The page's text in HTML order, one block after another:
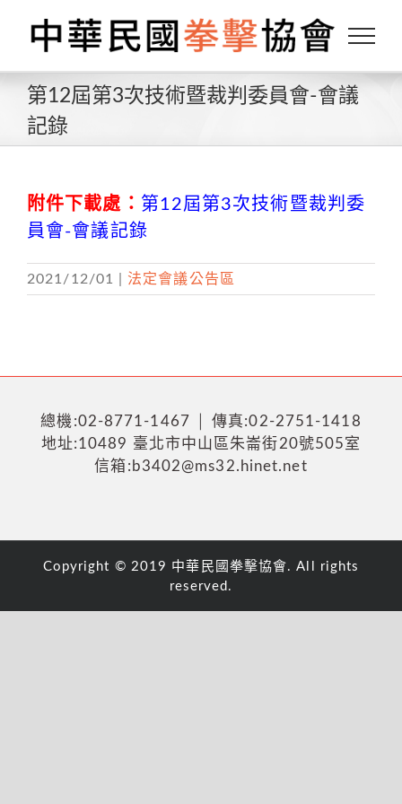
content
第12屆第3次技術暨裁判委員會-會議
記錄
附件下載處： 第12屆第3次技術暨裁判委
員會-會議記錄
2021/12/01 法定會議公告區
總機:02-8771-1467 │ 傳真:02-2751-1418
地址:10489 臺北市中山區朱崙街20號505室
信箱:b3402@ms32.hinet.net
Copyright © 2019 中華民國拳擊協會. All rights
reserved.